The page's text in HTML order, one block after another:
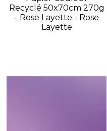
Recyclé 50x70cm 270g
- Rose Layette - Rose
Layette